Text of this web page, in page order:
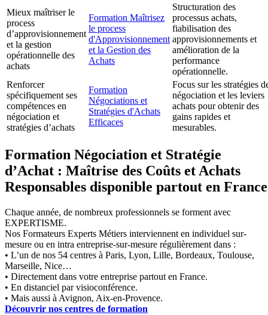
Mieux maîtriser le
process
d’approvisionnement
et la gestion
opérationnelle des
achats
Formation Maîtrisez
le process
d'Approvisionnement
et la Gestion des
Achats
Structuration des
processus achats,
fiabilisation des
approvisionnements et
amélioration de la
performance
opérationnelle.
Renforcer
spécifiquement ses
compétences en
négociation et
stratégies d’achats
Formation
Négociations et
Stratégies d'Achats
Efficaces
Focus sur les stratégies
négociation et les leviers
achats pour obtenir des
gains rapides et
mesurables.
Formation Négociation et Stratégie
d’Achat : Maîtrise des Coûts et Achats
Responsables disponible partout en France
Chaque année, de nombreux professionnels se forment avec
EXPERTISME.
Nos Formateurs Experts Métiers interviennent en individuel sur-
mesure ou en intra entreprise-sur-mesure régulièrement dans :
• L’un de nos 54 centres à Paris, Lyon, Lille, Bordeaux, Toulouse,
Marseille, Nice…
• Directement dans votre entreprise partout en France.
• En distanciel par visioconférence.
• Mais aussi à Avignon, Aix-en-Provence.
Découvrir nos centres de formation